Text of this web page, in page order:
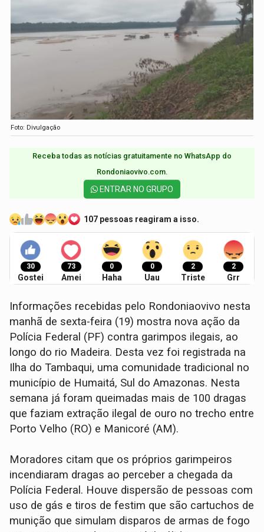
Foto: Divulgação
Receba todas as notícias gratuitamente no WhatsApp do
Rondoniaovivo.com.​
ENTRAR NO GRUPO
107 pessoas reagiram a isso.
30
Gostei
73
Amei
0
Haha
0
Uau
2
Triste
2
Grr
Informações recebidas pelo Rondoniaovivo nesta
manhã de sexta-feira (19) mostra nova ação da
Polícia Federal (PF) contra garimpos ilegais, ao
longo do rio Madeira. Desta vez foi registrada na
Ilha do Tambaqui, uma comunidade tradicional no
município de Humaitá, Sul do Amazonas. Nesta
semana já foram queimadas mais de 100 dragas
que faziam extração ilegal de ouro no trecho entre
Porto Velho (RO) e Manicoré (AM).
Moradores citam que os próprios garimpeiros
incendiaram dragas ao perceber a chegada da
Polícia Federal. Houve dispersão de pessoas com
uso de gás e tiros de festim que são cartuchos de
munição que simulam disparos de armas de fogo